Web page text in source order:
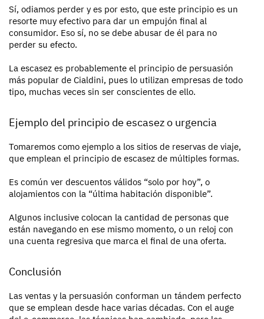
Sí, odiamos perder y es por esto, que este principio es un
resorte muy efectivo para dar un empujón final al
consumidor. Eso sí, no se debe abusar de él para no
perder su efecto.
La escasez es probablemente el principio de persuasión
más popular de Cialdini, pues lo utilizan empresas de todo
tipo, muchas veces sin ser conscientes de ello.
Ejemplo del principio de escasez o urgencia
Tomaremos como ejemplo a los sitios de reservas de viaje,
que emplean el principio de escasez de múltiples formas.
Es común ver descuentos válidos “solo por hoy”, o
alojamientos con la “última habitación disponible”.
Algunos inclusive colocan la cantidad de personas que
están navegando en ese mismo momento, o un reloj con
una cuenta regresiva que marca el final de una oferta.
Conclusión
Las ventas y la persuasión conforman un tándem perfecto
que se emplean desde hace varias décadas. Con el auge